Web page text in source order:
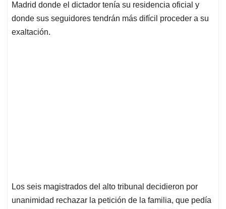
Madrid donde el dictador tenía su residencia oficial y
donde sus seguidores tendrán más difícil proceder a su
exaltación.
Los seis magistrados del alto tribunal decidieron por
unanimidad rechazar la petición de la familia, que pedía